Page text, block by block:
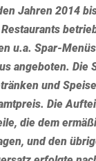
Jahren 2014
u.a. Spar-
angeboten. Die
und
Die
die dem
und den